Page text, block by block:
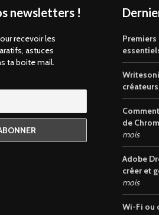
newsletters !
recevoir les
astuces
ta boite mail.
Premiers
de
mois
Adobe
créer et
mois
Wi-Fi ou